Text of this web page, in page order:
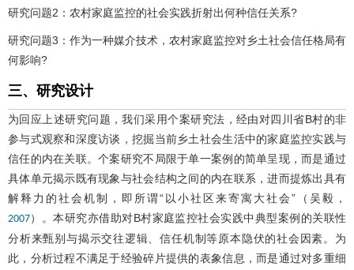
研究问题2：农村家庭监控的社会实践折射出何种信任关系?
研究问题3：作为一种媒介技术，农村家庭监控对乡土社会信任格局有
何影响?
三、研究设计
为回应上述研究问题，我们采用个案研究法，经由对四川省B村的非
参与式观察和深度访谈，挖掘当前乡土社会生活中的家庭监控实践与
信任的内在关联。个案研究不局限于单一案例的简单呈现，而是通过
具体单元揭示既有现象与社会结构之间的内在联系，进而提炼出具有
解释力的社会机制，即所谓“以小社区来寄寓大社会”（吴毅，
2007）。本研究亦借助对B村家庭监控社会实践中典型案例的关联性
分析来甄别与揭示交往逻辑、信任机制等原本隐伏的社会因素。为
此，分析过程不满足于经验碎片提供的表象信息，而是通过对多重细